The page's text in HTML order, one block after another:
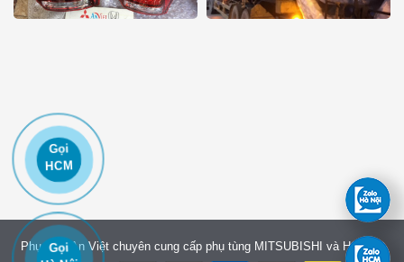
Gọi
Gọi
HCM
Phụ tùng An Việt chuyên cung cấp phụ tùng MITSUBISHI và HONDA